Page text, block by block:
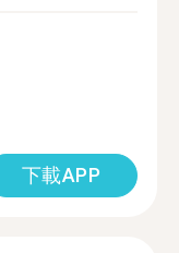
下載APP